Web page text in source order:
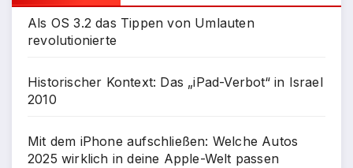
Als OS 3.2 das Tippen von Umlauten
revolutionierte
Historischer Kontext: Das „iPad-Verbot“ in Israel
2010
Mit dem iPhone aufschließen: Welche Autos
2025 wirklich in deine Apple-Welt passen